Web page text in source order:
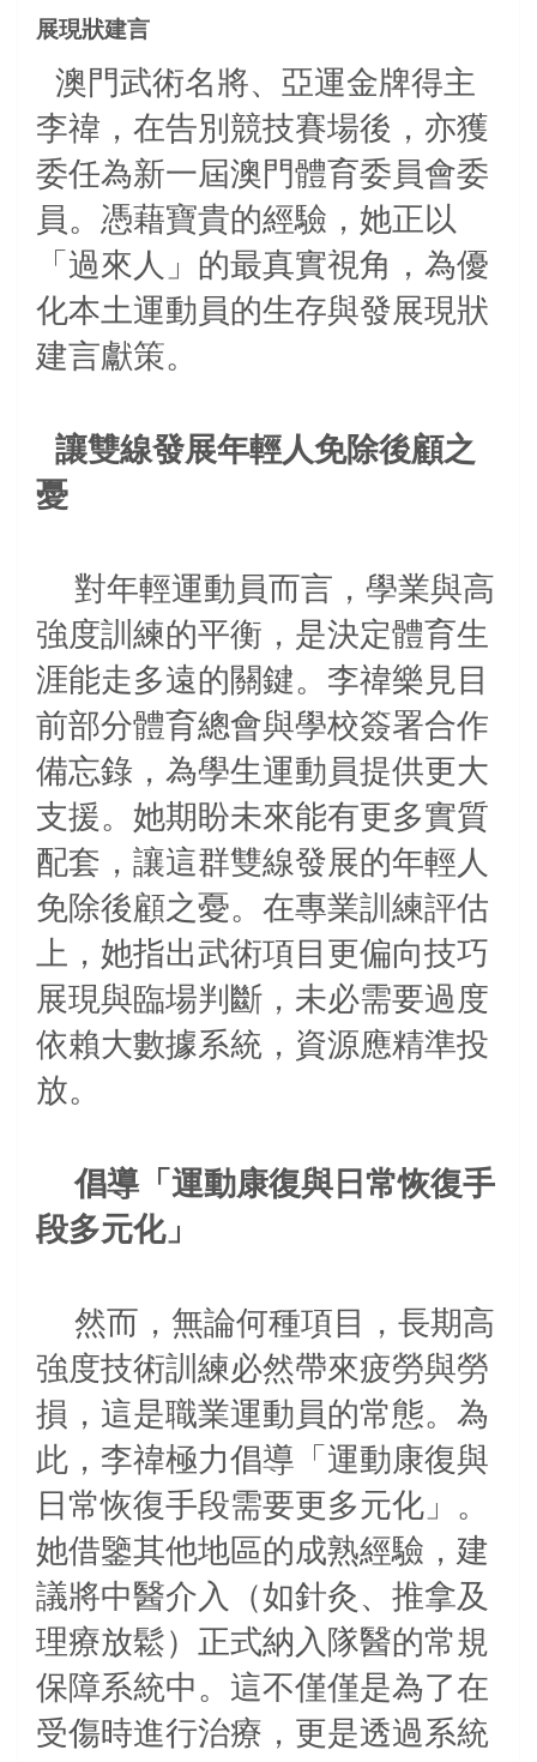
展現狀建言
澳門武術名將、亞運金牌得主
李禕，在告別競技賽場後，亦獲
委任為新一屆澳門體育委員會委
員。憑藉寶貴的經驗，她正以
「過來人」的最真實視角，為優
化本土運動員的生存與發展現狀
建言獻策。
讓雙線發展年輕人免除後顧之
憂
對年輕運動員而言，學業與高
強度訓練的平衡，是決定體育生
涯能走多遠的關鍵。李禕樂見目
前部分體育總會與學校簽署合作
備忘錄，為學生運動員提供更大
支援。她期盼未來能有更多實質
配套，讓這群雙線發展的年輕人
免除後顧之憂。在專業訓練評估
上，她指出武術項目更偏向技巧
展現與臨場判斷，未必需要過度
依賴大數據系統，資源應精準投
放。
倡導「運動康復與日常恢復手
段多元化」
然而，無論何種項目，長期高
強度技術訓練必然帶來疲勞與勞
損，這是職業運動員的常態。為
此，李禕極力倡導「運動康復與
日常恢復手段需要更多元化」。
她借鑒其他地區的成熟經驗，建
議將中醫介入（如針灸、推拿及
理療放鬆）正式納入隊醫的常規
保障系統中。這不僅僅是為了在
受傷時進行治療，更是透過系統